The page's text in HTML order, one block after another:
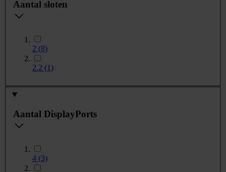
Aantal sloten
2 (8)
2.2 (1)
Aantal DisplayPorts
4 (3)